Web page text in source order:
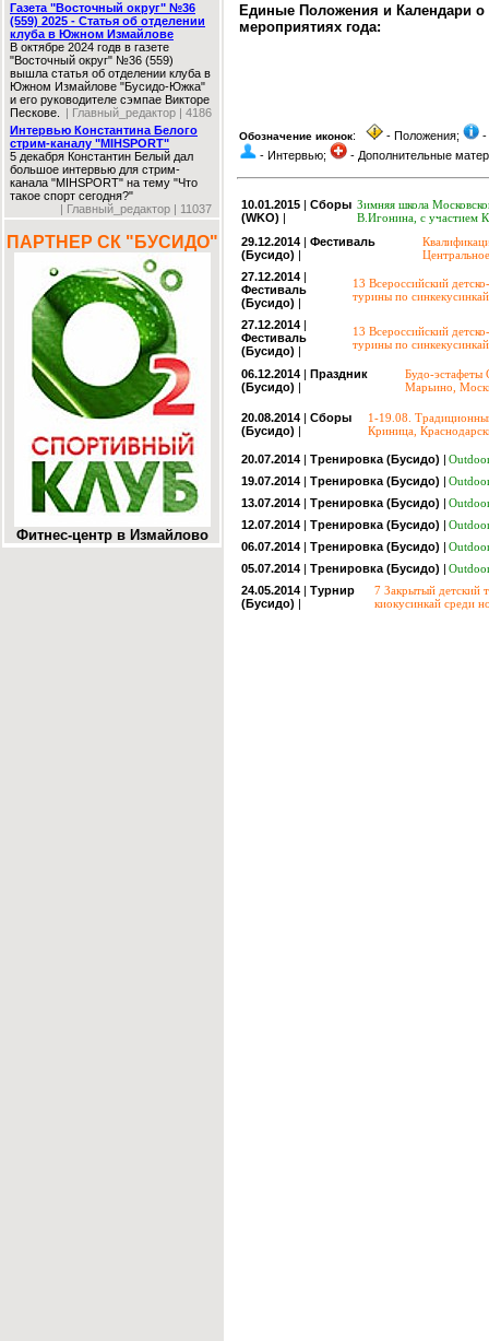
Газета "Восточный округ" №36
(559) 2025 - Статья об отделении
клуба в Южном Измайлове
В октябре 2024 годв в газете
"Восточный округ" №36 (559)
вышла статья об отделении клуба в
Южном Измайлове "Бусидо-Южка"
и его руководителе сэмпае Викторе
Пескове.
| Главный_редактор | 4186
Интервью Константина Белого
стрим-каналу "MIHSPORT"
5 декабря Константин Белый дал
большое интервью для стрим-
канала "MIHSPORT" на тему "Что
такое спорт сегодня?"
| Главный_редактор | 11037
ПАРТНЕР СК "БУСИДО"
Фитнес-центр в Измайлово
Единые Положения и Календари о
мероприятиях года:
Обозначение иконок: - Положения;
-
- Интервью;
- Дополнительные
10.01.2015 | Сборы
(WKO) |
Зимняя школа
В.Игонина, с участием
29.12.2014 | Фестиваль
(Бусидо) |
27.12.2014 |
Фестиваль
(Бусидо) |
13 Всероссийский
турины по
27.12.2014 |
Фестиваль
(Бусидо) |
13 Всероссийский
турины по
06.12.2014 | Праздник
(Бусидо) |
Будо-эстафеты
Марьино,
20.08.2014 | Сборы
(Бусидо) |
1-19.08.
Криница,
20.07.2014 | Тренировка (Бусидо) |
19.07.2014 | Тренировка (Бусидо) |
13.07.2014 | Тренировка (Бусидо) |
12.07.2014 | Тренировка (Бусидо) |
06.07.2014 | Тренировка (Бусидо) |
05.07.2014 | Тренировка (Бусидо) |
24.05.2014 | Турнир
(Бусидо) |
7 Закрытый детский
киокусинкай среди